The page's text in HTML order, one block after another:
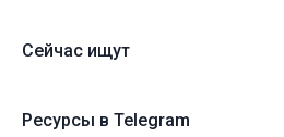
Сейчас ищут
Ресурсы в Telegram